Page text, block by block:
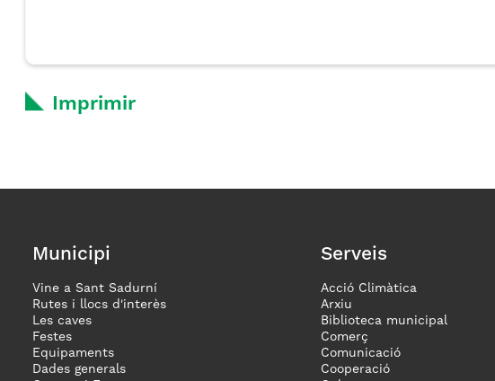
Imprimir
Municipi
Vine a Sant Sadurní
Rutes i llocs d'interès
Les caves
Festes
Equipaments
Dades generals
Serveis
Acció Climàtica
Arxiu
Biblioteca municipal
Comerç
Comunicació
Cooperació